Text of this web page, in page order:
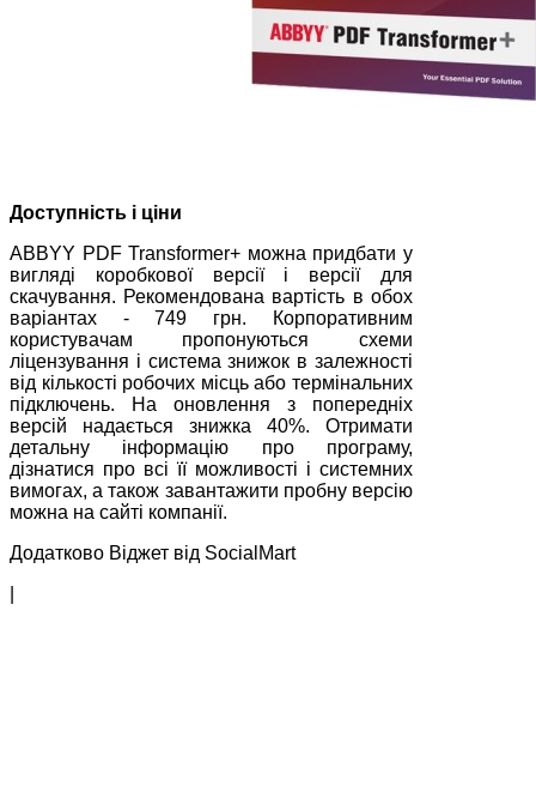
Доступність і ціни
ABBYY PDF Transformer+ можна придбати у
вигляді коробкової версії і версії для
скачування. Рекомендована вартість в обох
варіантах - 749 грн. Корпоративним
користувачам пропонуються схеми
ліцензування і система знижок в залежності
від кількості робочих місць або термінальних
підключень. На оновлення з попередніх
версій надається знижка 40%. Отримати
детальну інформацію про програму,
дізнатися про всі її можливості і системних
вимогах, а також завантажити пробну версію
можна на сайті компанії.
Додатково Віджет від SocialMart